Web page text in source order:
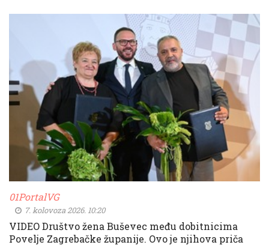
01PortalVG
7. kolovoza 2026. 10:20
VIDEO Društvo žena Buševec među dobitnicima
Povelje Zagrebačke županije. Ovo je njihova priča